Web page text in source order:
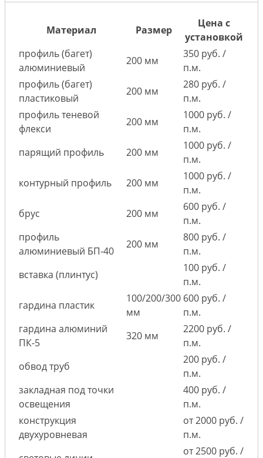
Материал Размер
Цена с
установкой
профиль (багет)
алюминиевый
200 мм
350 руб. /
п.м.
профиль (багет)
пластиковый
200 мм
280 руб. /
п.м.
профиль теневой
флекси
200 мм
1000 руб. /
п.м.
парящий профиль
200 мм
1000 руб. /
п.м.
контурный профиль
200 мм
1000 руб. /
п.м.
брус
200 мм
600 руб. /
п.м.
профиль
алюминиевый БП-40
200 мм
800 руб. /
п.м.
вставка (плинтус)
100 руб. /
п.м.
гардина пластик
100/200/300
мм
600 руб. /
п.м.
гардина алюминий
ПК-5
320 мм
2200 руб. /
п.м.
обвод труб
200 руб. /
п.м.
закладная под точки
освещения
400 руб. /
п.м.
конструкция
двухуровневая
от 2000 руб. /
п.м.
от 2500 руб. /